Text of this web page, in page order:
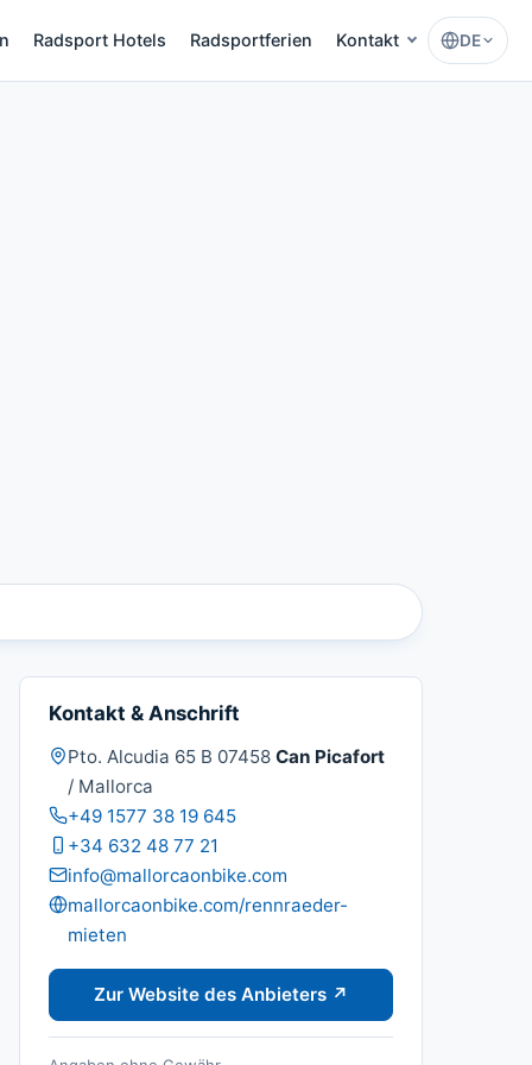
Radsport Hotels Radsportferien Kontakt DE
Kontakt & Anschrift
Adresse:
Pto. Alcudia 65 B 07458 Can Picafort
/ Mallorca
Telefon:
+49 1577 38 19 645
Mobil:
+34 632 48 77 21
E-Mail:
info@mallorcaonbike.com
Website:
mallorcaonbike.com/rennraeder-
mieten
Zur Website des Anbieters ↗